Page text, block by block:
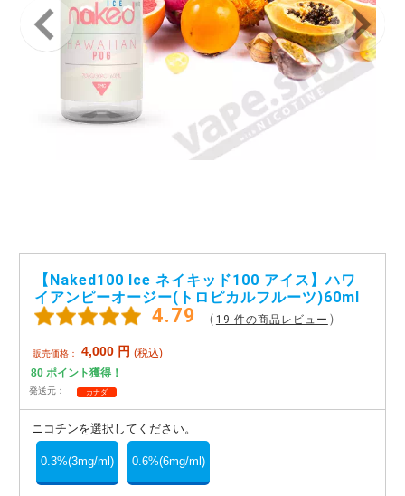
アメリカ・カナダ製 日本製（フレーバー）
【Naked100 Ice ネイキッド100 アイス】ハワ
イアンピーオージー(トロピカルフルーツ)60ml
4.79 （ 19 件の商品レビュー ）
販売価格： 4,000 円 (税込)
80 ポイント獲得！
発送元： カナダ
ニコチンを選択してください。
0.3%(3mg/ml) 0.6%(6mg/ml)